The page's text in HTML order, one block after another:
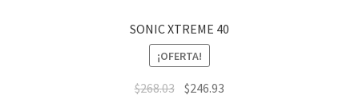
SONIC XTREME 40
¡OFERTA!
$268.03 $246.93